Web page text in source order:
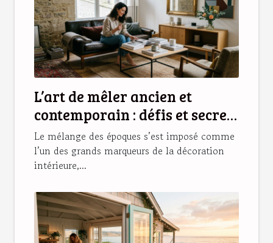
L’art de mêler ancien et
contemporain : défis et secrets
d’une déco réussie
Le mélange des époques s’est imposé comme
l’un des grands marqueurs de la décoration
intérieure,...